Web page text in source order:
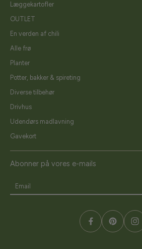
Læggekartofler
OUTLET
En verden af chili
Alle frø
Planter
Potter, bakker & spireting
Diverse tilbehør
Drivhus
Udendørs madlavning
Gavekort
Abonner på vores e-mails
Email